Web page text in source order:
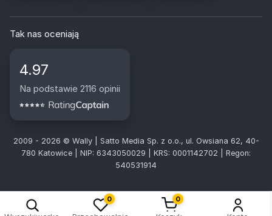
Tak nas oceniają
4.97
Na podstawie 2116 opinii
2009 - 2026 © Wally | Satto Media Sp. z o.o., ul. Owsiana 62, 40-
780 Katowice | NIP: 6343050029 | KRS: 0001142702 | Regon:
540531914
0 0